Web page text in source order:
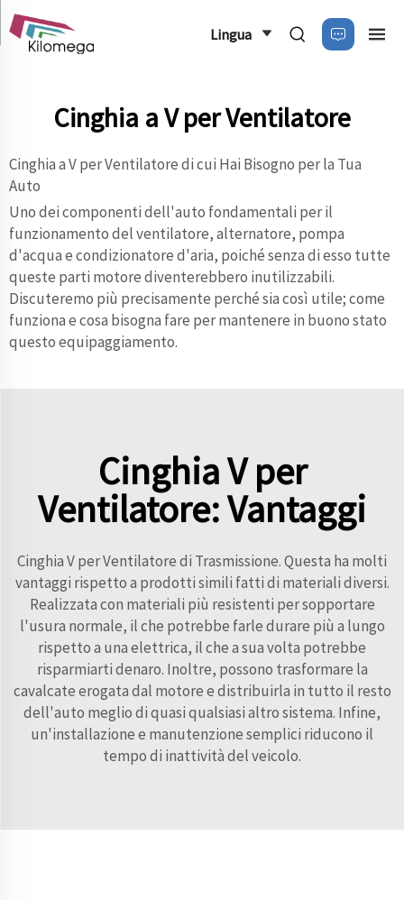
Lingua
Cinghia a V per Ventilatore
Cinghia a V per Ventilatore di cui Hai Bisogno per la Tua
Auto
Uno dei componenti dell'auto fondamentali per il
funzionamento del ventilatore, alternatore, pompa
d'acqua e condizionatore d'aria, poiché senza di esso tutte
queste parti motore diventerebbero inutilizzabili.
Discuteremo più precisamente perché sia così utile; come
funziona e cosa bisogna fare per mantenere in buono stato
questo equipaggiamento.
Cinghia V per
Ventilatore: Vantaggi
Cinghia V per Ventilatore di Trasmissione. Questa ha molti
vantaggi rispetto a prodotti simili fatti di materiali diversi.
Realizzata con materiali più resistenti per sopportare
l'usura normale, il che potrebbe farle durare più a lungo
rispetto a una elettrica, il che a sua volta potrebbe
risparmiarti denaro. Inoltre, possono trasformare la
cavalcate erogata dal motore e distribuirla in tutto il resto
dell'auto meglio di quasi qualsiasi altro sistema. Infine,
un'installazione e manutenzione semplici riducono il
tempo di inattività del veicolo.